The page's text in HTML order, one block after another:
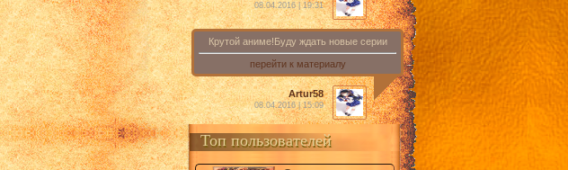
08.04.2016 | 19:31
Крутой аниме!Буду ждать новые серии
перейти к материалу
Artur58
08.04.2016 | 15:09
Топ пользователей